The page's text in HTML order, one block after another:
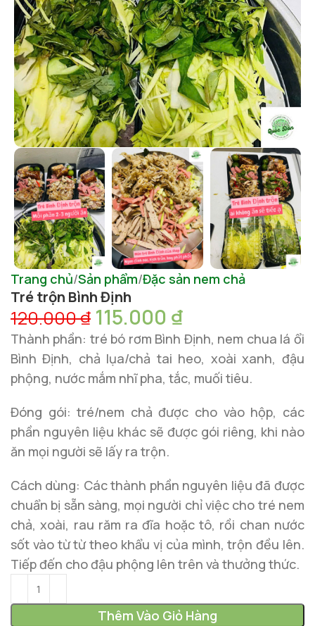
Trang chủ Sản phẩm Đặc sản nem chả
Tré trộn Bình Định
120.000₫ 115.000 ₫
Thành phần: tré bó rơm Bình Định, nem chua lá ổi
Bình Định, chả lụa/chả tai heo, xoài xanh, đậu
phộng, nước mắm nhĩ pha, tắc, muối tiêu.
Đóng gói: tré/nem chả được cho vào hộp, các
phần nguyên liệu khác sẽ được gói riêng, khi nào
ăn mọi người sẽ lấy ra trộn.
Cách dùng: Các thành phần nguyên liệu đã được
chuẩn bị sẵn sàng, mọi người chỉ việc cho tré nem
chả, xoài, rau răm ra đĩa hoặc tô, rồi chan nước
sốt vào từ từ theo khẩu vị của mình, trộn đều lên.
Tiếp đến cho đậu phộng lên trên và thưởng thức.
Thêm Vào Giỏ Hàng